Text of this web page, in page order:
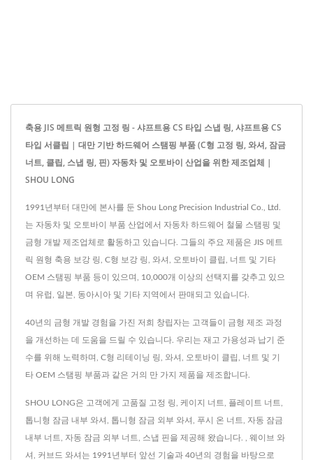
축용 JIS 메트릭 원형 고정 링 - 샤프트용 CS 타입 스냅 링, 샤프트용 CS
타입 서클립 | 대만 기반 하드웨어 스탬핑 부품 (C형 고정 링, 와셔, 잠금
너트, 클립, 스냅 링, 핀) 자동차 및 오토바이 산업을 위한 제조업체 |
SHOU LONG
1991년부터 대만에 본사를 둔 Shou Long Precision Industrial Co., Ltd.
는 자동차 및 오토바이 부품 산업에서 자동차 하드웨어 철물 스탬핑 및
금형 개발 제조업체로 활동하고 있습니다. 그들의 주요 제품은 JIS 메트
릭 원형 축용 보강 링, C형 보강 링, 와셔, 오토바이 클립, 너트 및 기타
OEM 스탬핑 부품 등이 있으며, 10,000개 이상의 선택지를 갖추고 있으
며 유럽, 일본, 동아시아 및 기타 지역에서 판매되고 있습니다.
40년의 금형 개발 경험을 가진 저희 창립자는 고객들이 금형 제조 과정
을 개선하는 데 도움을 드릴 수 있습니다. 우리는 재고 가용성과 납기 준
수를 위해 노력하며, C형 리테이닝 링, 와셔, 오토바이 클립, 너트 및 기
타 OEM 스탬핑 부품과 같은 거의 만 가지 제품을 제조합니다.
SHOU LONG은 고객에게 고품질 고정 링, 케이지 너트, 플레이트 너트,
톱니형 잠금 내부 와셔, 톱니형 잠금 외부 와셔, 푸시 온 너트, 자동 잠금
내부 너트, 자동 잠금 외부 너트, 스냅 핀을 제공해 왔습니다. , 웨이브 와
셔, 커브드 와셔는 1991년부터 앞선 기술과 40년의 경험을 바탕으로